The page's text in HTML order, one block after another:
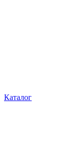
Каталог